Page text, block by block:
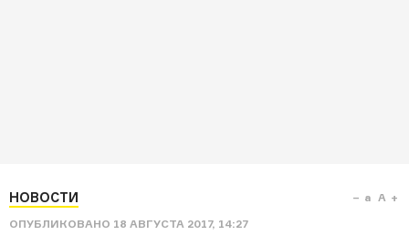
НОВОСТИ
ОПУБЛИКОВАНО 18 АВГУСТА 2017, 14:27
a A